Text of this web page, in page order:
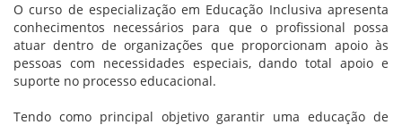
O curso de especialização em Educação Inclusiva apresenta
conhecimentos necessários para que o profissional possa
atuar dentro de organizações que proporcionam apoio às
pessoas com necessidades especiais, dando total apoio e
suporte no processo educacional.
Tendo como principal objetivo garantir uma educação de